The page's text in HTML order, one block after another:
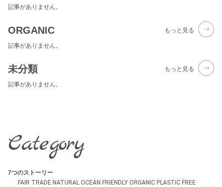
記事がありません。
ORGANIC もっと見る
記事がありません。
未分類 もっと見る
記事がありません。
Category
7つのストーリー
FAIR TRADE NATURAL OCEAN FRIENDLY ORGANIC PLASTIC FREE